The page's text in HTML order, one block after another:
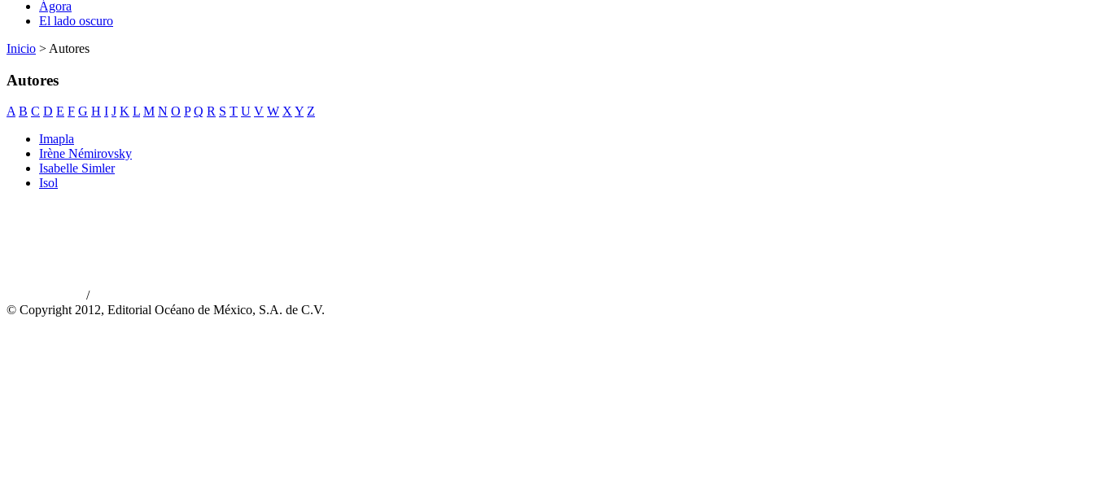
Ágora
El lado oscuro
Inicio > Autores
Autores
A B C D E F G H I J K L M N O P Q R S T U V W XY Z
Imapla
Irène Némirovsky
Isabelle Simler
Isol
/
© Copyright 2012, Editorial Océano de México, S.A. de C.V.